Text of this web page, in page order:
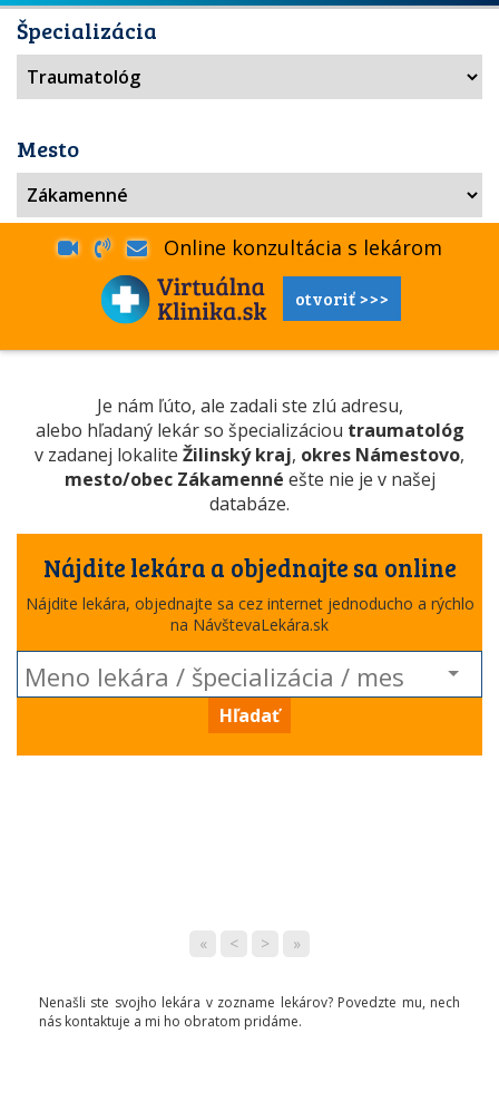
Špecializácia
Mesto
Online konzultácia s lekárom
otvoriť >>>
Je nám ľúto, ale zadali ste zlú adresu,
alebo hľadaný lekár so špecializáciou traumatológ
v zadanej lokalite Žilinský kraj, okres Námestovo,
mesto/obec Zákamenné ešte nie je v našej
databáze.
Nájdite lekára a objednajte sa online
Nájdite lekára, objednajte sa cez internet jednoducho a rýchlo
na NávštevaLekára.sk
Hľadať
« < > »
Nenašli ste svojho lekára v zozname lekárov? Povedzte mu, nech
nás kontaktuje a mi ho obratom pridáme.